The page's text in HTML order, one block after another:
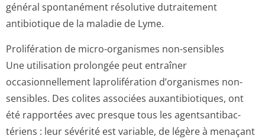
général spontanément résolutive dutraitement
antibiotique de la maladie de Lyme.
Prolifération de micro-organismes non-sensibles
Une utilisation prolongée peut entraîner
occasionnellement laprolifération d’organismes non-
sensibles. Des colites associées auxantibiotiques, ont
été rapportées avec presque tous les agentsantibac­
tériens : leur sévérité est variable, de légère à menaçant